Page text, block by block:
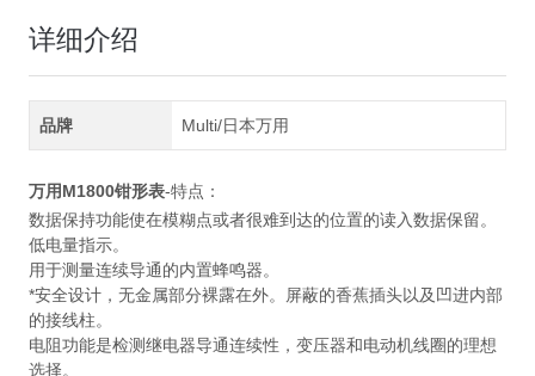
详细介绍
品牌 Multi/日本万用
万用M1800钳形表-特点：
数据保持功能使在模糊点或者很难到达的位置的读入数据保留。
低电量指示。
用于测量连续导通的内置蜂鸣器。
*安全设计，无金属部分裸露在外。屏蔽的香蕉插头以及凹进内部
的接线柱。
电阻功能是检测继电器导通连续性，变压器和电动机线圈的理想
选择。